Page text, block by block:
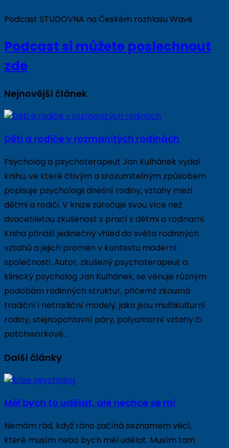
Podcast STUDOVNA na Českém rozhlasu Wave
Podcast si můžete poslechnout
zde
Nejnovější článek
Děti a rodiče v rozmanitých rodinách
Psycholog a psychoterapeut Jan Kulhánek vydal
knihu, ve které čtivým a srozumitelným způsobem
popisuje psychologii dnešní rodiny, vztahy mezi
dětmi a rodiči. V knize zúročuje svou více než
dvacetiletou zkušenost s prací s dětmi a rodinami.
Kniha přináší jedinečný vhled do světa rodinných
vztahů a jejich proměn v kontextu moderní
společnosti. Autor, zkušený psychoterapeut a
klinický psycholog Jan Kulhánek, se věnuje různým
podobám rodinných struktur, přičemž zkoumá
tradiční i netradiční modely, jako jsou multikulturní
rodiny, stejnopohlavní páry, polyamorní vztahy či
patchworkové…
Další články
Měl bych to udělat, ale nechce se mi
Nemám rád, když ráno začíná seznamem věcí,
které musím nebo bych měl udělat. Musím tam